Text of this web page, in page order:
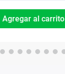
Agregar al carrito